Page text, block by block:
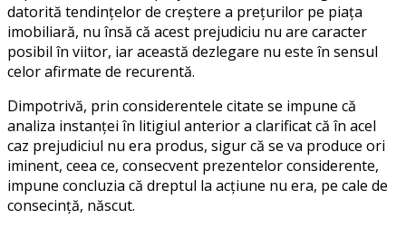
datorită tendinţelor de creştere a preţurilor pe piaţa
imobiliară, nu însă că acest prejudiciu nu are caracter
posibil în viitor, iar această dezlegare nu este în sensul
celor afirmate de recurentă.
Dimpotrivă, prin considerentele citate se impune că
analiza instanţei în litigiul anterior a clarificat că în acel
caz prejudiciul nu era produs, sigur că se va produce ori
iminent, ceea ce, consecvent prezentelor considerente,
impune concluzia că dreptul la acţiune nu era, pe cale de
consecinţă, născut.